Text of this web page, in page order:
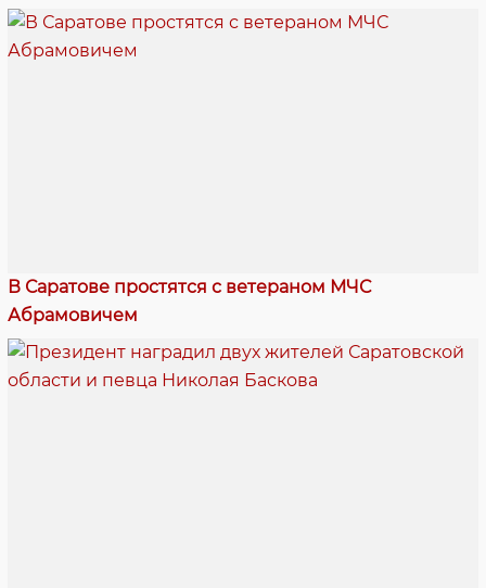
В Саратове простятся с ветераном МЧС
Абрамовичем